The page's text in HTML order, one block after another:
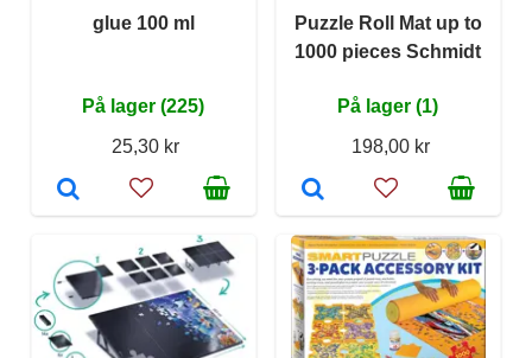
glue 100 ml
På lager (225)
25,30 kr
Puzzle Roll Mat up to
1000 pieces Schmidt
På lager (1)
198,00 kr